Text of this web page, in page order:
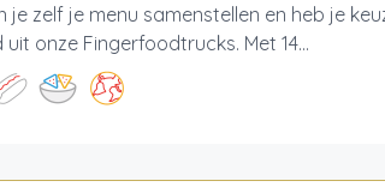
zelf je menu samenstellen en heb je
onze Fingerfoodtrucks. Met 14...